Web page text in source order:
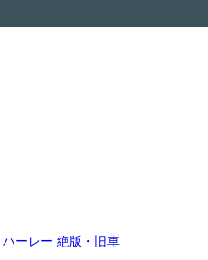
ハーレー 絶版・旧車